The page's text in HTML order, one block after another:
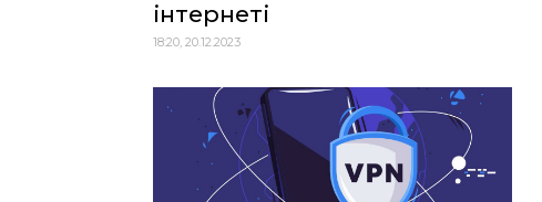
інтернеті
18:20, 20.12.2023